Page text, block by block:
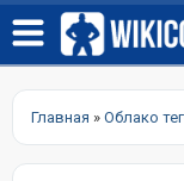
Главная » Облако